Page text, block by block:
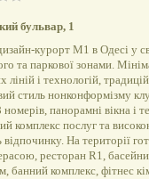
бульвар, 1
курорт М1 в Одесі у
та паркової зонами.
ліній і технологій,
стиль нонконформізму
панорамні вікна і
комплекс послуг та
відпочинку. На території
ресторан R1,
банний комплекс, фітнес